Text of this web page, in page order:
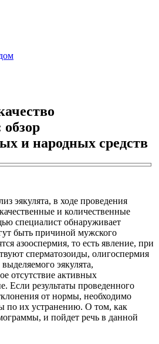
и народных средств
эякулята, в ходе проведения
и количественные
специалист обнаруживает
быть причиной мужского
азооспермия, то есть явление, при
сперматозоиды, олигоспермия
эякулята,
отсутствие активных
Если результаты проведенного
от нормы, необходимо
по их устранению. О том, как
и пойдет речь в данной